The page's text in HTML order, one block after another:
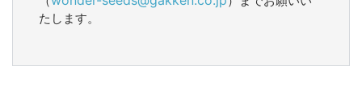
たします。